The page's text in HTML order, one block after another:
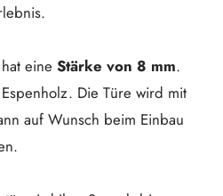
eine Stärke von 8 mm.
Die Türe wird mit
auf Wunsch beim Einbau